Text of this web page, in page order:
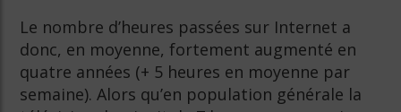
Le nombre d’heures passées sur Internet a
donc, en moyenne, fortement augmenté en
quatre années (+ 5 heures en moyenne par
semaine). Alors qu’en population générale la